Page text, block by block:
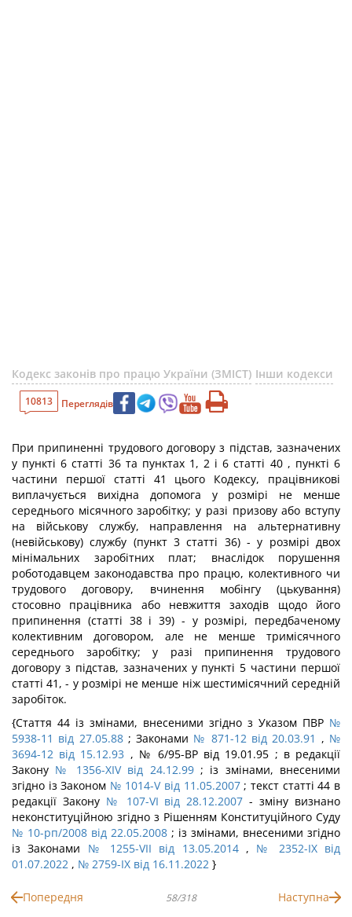
Кодекс законів про працю України (ЗМІСТ) Інши кодекси
10813 Переглядів
При припиненні трудового договору з підстав, зазначених
у пункті 6 статті 36 та пунктах 1, 2 і 6 статті 40 , пункті 6
частини першої статті 41 цього Кодексу, працівникові
виплачується вихідна допомога у розмірі не менше
середнього місячного заробітку; у разі призову або вступу
на військову службу, направлення на альтернативну
(невійськову) службу (пункт 3 статті 36) - у розмірі двох
мінімальних заробітних плат; внаслідок порушення
роботодавцем законодавства про працю, колективного чи
трудового договору, вчинення мобінгу (цькування)
стосовно працівника або невжиття заходів щодо його
припинення (статті 38 і 39) - у розмірі, передбаченому
колективним договором, але не менше тримісячного
середнього заробітку; у разі припинення трудового
договору з підстав, зазначених у пункті 5 частини першої
статті 41, - у розмірі не менше ніж шестимісячний середній
заробіток.
{Стаття 44 із змінами, внесеними згідно з Указом ПВР №
5938-11 від 27.05.88; Законами № 871-12 від 20.03.91 , №
3694-12 від 15.12.93 , № 6/95-ВР від 19.01.95 ; в редакції
Закону № 1356-XIV від 24.12.99; із змінами, внесеними
згідно із Законом № 1014-V від 11.05.2007; текст статті 44 в
редакції Закону № 107-VI від 28.12.2007 - зміну визнано
неконституційною згідно з Рішенням Конституційного Суду
№ 10-рп/2008 від 22.05.2008 ; із змінами, внесеними згідно
із Законами № 1255-VII від 13.05.2014, № 2352-IX від
01.07.2022 , № 2759-IX від 16.11.2022 }
Попередня 58/318 Наступна